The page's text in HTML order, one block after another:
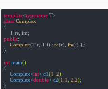
template<typename
T>
class Complex
{
public:
Complex(T r, T i) : re(r), im(i) {}
};
int main()
{
Complex<int> c1(1 2);
Complex<double> c2(1.1 2.2);
}